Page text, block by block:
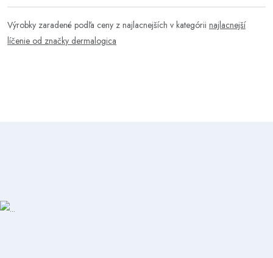
Výrobky zaradené podľa ceny z najlacnejších v kategórii najlacnejší
líčenie od značky dermalogica